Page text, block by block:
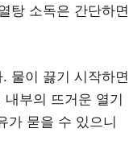
탕 소독은 간단하면
물이 끓기 시작하면
부의 뜨거운 열기
가 묻을 수 있으니